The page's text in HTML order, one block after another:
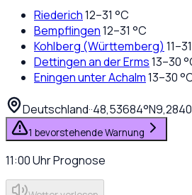
Riederich12–31 °C
Bempflingen12–31 °C
Kohlberg (Württemberg) 11–31
Dettingen an der Erms13–30
Eningen unter Achalm13–30
Deutschland··48,53684°N
1 bevorstehende Warnung
11:00UhrPrognose